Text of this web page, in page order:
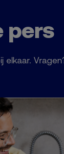
pers
elkaar.